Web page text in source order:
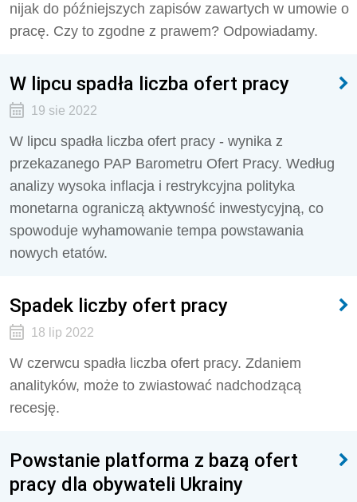
nijak do późniejszych zapisów zawartych w umowie o
pracę. Czy to zgodne z prawem? Odpowiadamy.
W lipcu spadła liczba ofert pracy
19 sie 2022
W lipcu spadła liczba ofert pracy - wynika z
przekazanego PAP Barometru Ofert Pracy. Według
analizy wysoka inflacja i restrykcyjna polityka
monetarna ograniczą aktywność inwestycyjną, co
spowoduje wyhamowanie tempa powstawania
nowych etatów.
Spadek liczby ofert pracy
18 lip 2022
W czerwcu spadła liczba ofert pracy. Zdaniem
analityków, może to zwiastować nadchodzącą
recesję.
Powstanie platforma z bazą ofert
pracy dla obywateli Ukrainy